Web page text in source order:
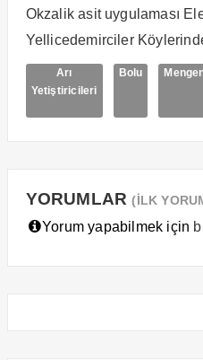
Okzalik asit uygulaması
Yellicedemirciler
Arı
Yetiştiricileri
Bolu
YORUMLAR(İLK
Yorum yapabilmek için